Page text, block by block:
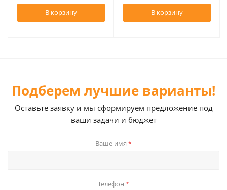
В корзину В корзину
Подберем лучшие варианты!
Оставьте заявку и мы сформируем предложение под
ваши задачи и бюджет
Ваше имя *
Телефон *